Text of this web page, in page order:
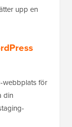
upp en
webbplats för
din